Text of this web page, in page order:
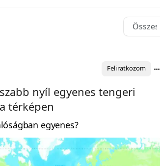
Feliratkozom
nyíl egyenes tengeri
térképen
egyenes?